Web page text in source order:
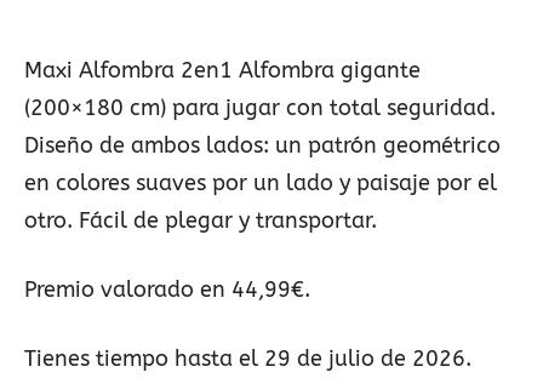
Maxi Alfombra 2en1 Alfombra gigante
(200×180 cm) para jugar con total seguridad.
Diseño de ambos lados: un patrón geométrico
en colores suaves por un lado y paisaje por el
otro. Fácil de plegar y transportar.
Premio valorado en 44,99€.
Tienes tiempo hasta el 29 de julio de 2026.